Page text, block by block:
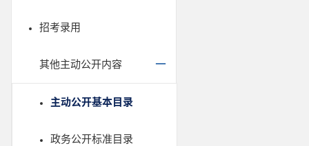
招考录用
其他主动公开内容
主动公开基本目录
政务公开标准目录